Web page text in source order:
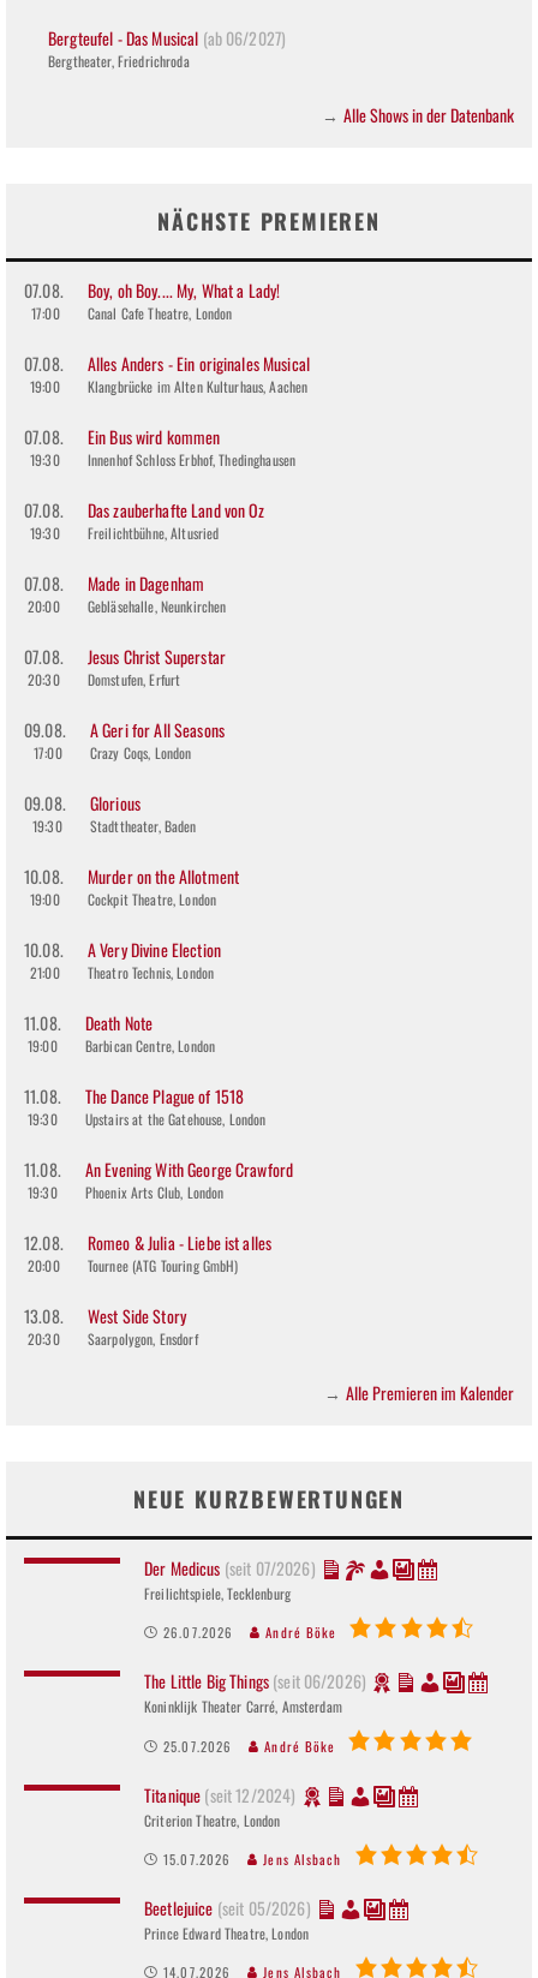
Bergteufel - Das Musical (ab 06/2027)
Bergtheater, Friedrichroda
→ Alle Shows in der Datenbank
NÄCHSTE PREMIEREN
07.08.
17:00
Boy, oh Boy.... My, What a Lady!
Canal Cafe Theatre, London
07.08.
19:00
Alles Anders - Ein originales Musical
Klangbrücke im Alten Kulturhaus, Aachen
07.08.
19:30
Ein Bus wird kommen
Innenhof Schloss Erbhof, Thedinghausen
07.08.
19:30
Das zauberhafte Land von Oz
Freilichtbühne, Altusried
07.08.
20:00
Made in Dagenham
Gebläsehalle, Neunkirchen
07.08.
20:30
Jesus Christ Superstar
Domstufen, Erfurt
09.08.
17:00
A Geri for All Seasons
Crazy Coqs, London
09.08.
19:30
Glorious
Stadttheater, Baden
10.08.
19:00
Murder on the Allotment
Cockpit Theatre, London
10.08.
21:00
A Very Divine Election
Theatro Technis, London
11.08.
19:00
Death Note
Barbican Centre, London
11.08.
19:30
The Dance Plague of 1518
Upstairs at the Gatehouse, London
11.08.
19:30
An Evening With George Crawford
Phoenix Arts Club, London
12.08.
20:00
Romeo & Julia - Liebe ist alles
Tournee (ATG Touring GmbH)
13.08.
20:30
West Side Story
Saarpolygon, Ensdorf
→ Alle Premieren im Kalender
NEUE KURZBEWERTUNGEN
Der Medicus (seit 07/2026)
Freilichtspiele, Tecklenburg
26.07.2026 André Böke
The Little Big Things(seit 06/2026)
Koninklijk Theater Carré, Amsterdam
25.07.2026 André Böke
Titanique(seit 12/2024)
Criterion Theatre, London
15.07.2026 Jens Alsbach
Beetlejuice (seit 05/2026)
Prince Edward Theatre, London
14.07.2026 Jens Alsbach